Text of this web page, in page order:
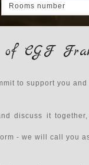
Rooms number
of CGF
to support you
discuss it
- we will call you